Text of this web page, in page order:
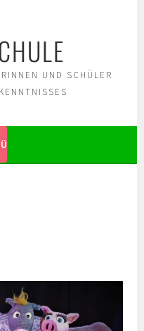
UND SCHÜLER